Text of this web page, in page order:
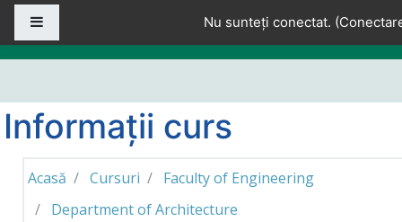
Sari la conţinutul principal
Nu sunteți conectat. (
Informații curs
Acasă Cursuri
Faculty of Engineering
Department of Architecture